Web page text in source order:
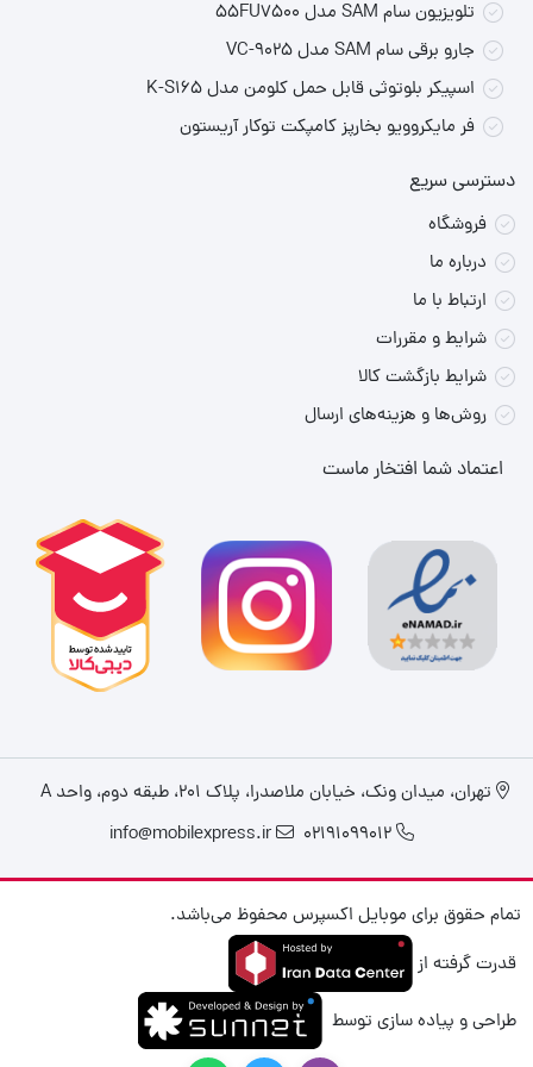
دسته‌بندیشارژرها مراجعه کنید. تلویزیون سام SAM مدل 55FU7500
جارو برقی سام SAM مدل VC-9025
اسپیکر بلوتوثی قابل حمل کلومن مدل K-S165
فر مایکروویو بخارپز کامپکت توکار آریستون
دسترسی سریع
فروشگاه
درباره ما
ارتباط با ما
شرایط و مقررات
شرایط بازگشت کالا
روش‌ها و هزینه‌های ارسال
اعتماد شما افتخار ماست
تهران، میدان ونک، خیابان ملاصدرا، پلاک ۲۰۱، طبقه دوم، واحد A
02191099012
info@mobilexpress.ir
تمام حقوق برای موبایل اکسپرس محفوظ می‌باشد.
قدرت گرفته از
طراحی و پیاده سازی توسط